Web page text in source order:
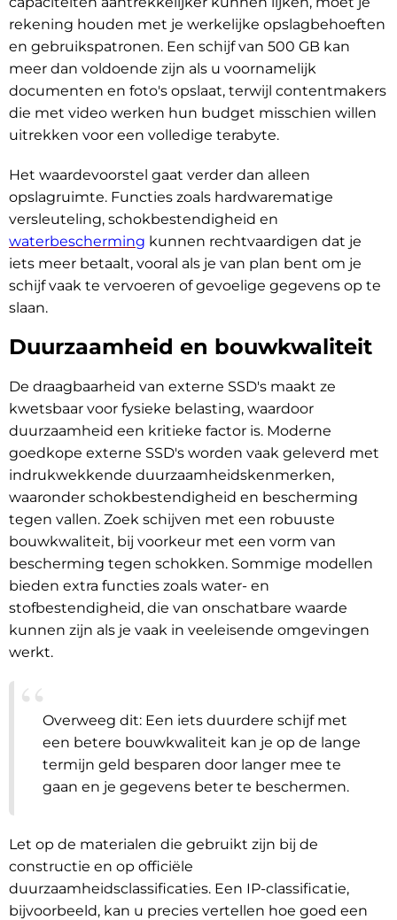
rekening houden met je werkelijke opslagbehoeften
en gebruikspatronen. Een schijf van 500 GB kan
meer dan voldoende zijn als u voornamelijk
documenten en foto's opslaat, terwijl contentmakers
die met video werken hun budget misschien willen
uitrekken voor een volledige terabyte.
Het waardevoorstel gaat verder dan alleen
opslagruimte. Functies zoals hardwarematige
versleuteling, schokbestendigheid en
waterbescherming kunnen rechtvaardigen dat je
iets meer betaalt, vooral als je van plan bent om je
schijf vaak te vervoeren of gevoelige gegevens op te
slaan.
Duurzaamheid en bouwkwaliteit
De draagbaarheid van externe SSD's maakt ze
kwetsbaar voor fysieke belasting, waardoor
duurzaamheid een kritieke factor is. Moderne
goedkope externe SSD's worden vaak geleverd met
indrukwekkende duurzaamheidskenmerken,
waaronder schokbestendigheid en bescherming
tegen vallen. Zoek schijven met een robuuste
bouwkwaliteit, bij voorkeur met een vorm van
bescherming tegen schokken. Sommige modellen
bieden extra functies zoals water- en
stofbestendigheid, die van onschatbare waarde
kunnen zijn als je vaak in veeleisende omgevingen
werkt.
Overweeg dit: Een iets duurdere schijf met
een betere bouwkwaliteit kan je op de lange
termijn geld besparen door langer mee te
gaan en je gegevens beter te beschermen.
Let op de materialen die gebruikt zijn bij de
constructie en op officiële
duurzaamheidsclassificaties. Een IP-classificatie,
bijvoorbeeld, kan u precies vertellen hoe goed een